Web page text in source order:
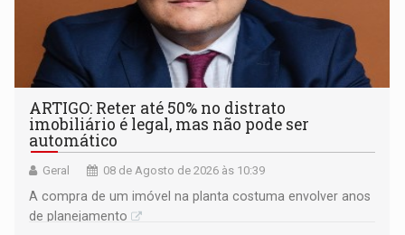
ARTIGO: Reter até 50% no distrato
imobiliário é legal, mas não pode ser
automático
Geral 08 de Agosto de 2026 às 10:39
A compra de um imóvel na planta costuma envolver anos
de planejamento